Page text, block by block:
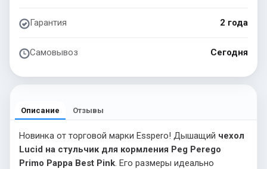
Гарантия 2 года
Самовывоз Сегодня
Описание Отзывы
Новинка от торговой марки Esspero! Дышащий чехол
Lucid на стульчик для кормления Peg Perego
Primo Pappa Best Pink. Его размеры идеально